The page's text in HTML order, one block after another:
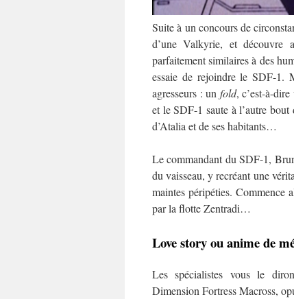
Suite à un concours de
d’une Valkyrie, et découvre
parfaitement similaires à des
essaie de rejoindre le SDF-1.
agresseurs : un fold, c’est-à-
et le SDF-1 saute à l’autre
d’Atalia et de ses habitants…
Le commandant du SDF-1,
du vaisseau, y recréant une
maintes péripéties. Commence
par la flotte Zentradi…
Love story ou anime de
Les spécialistes vous le
Dimension Fortress Macross,